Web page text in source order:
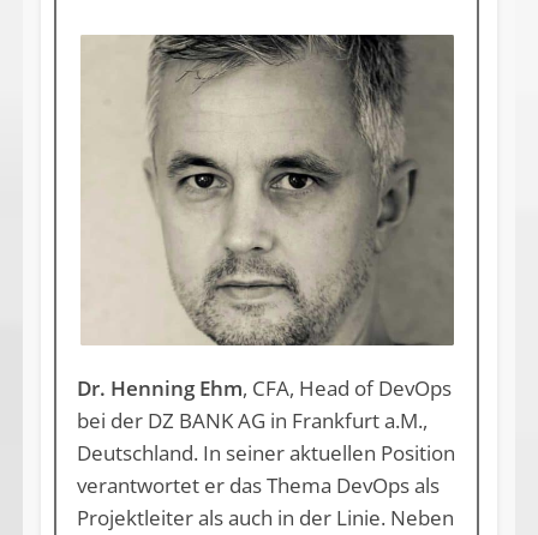
Dr. Henning Ehm, CFA, Head of DevOps
bei der DZ BANK AG in Frankfurt a.M.,
Deutschland. In seiner aktuellen Position
verantwortet er das Thema DevOps als
Projektleiter als auch in der Linie. Neben